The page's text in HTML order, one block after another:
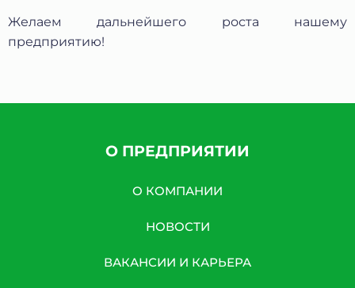
Желаем дальнейшего роста нашему
предприятию!
О ПРЕДПРИЯТИИ
О КОМПАНИИ
НОВОСТИ
ВАКАНСИИ И КАРЬЕРА
Защита от автоматических сообщений